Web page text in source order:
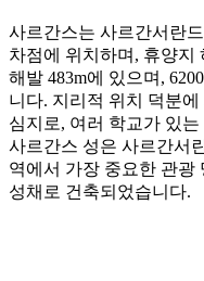
사르간스는 사르간서란
차점에 위치하며, 휴양지
해발 483m에 있으며,
니다. 지리적 위치 덕분
심지로, 여러 학교가 있
사르간스 성은 사르간서
역에서 가장 중요한 관광
성채로 건축되었습니다.